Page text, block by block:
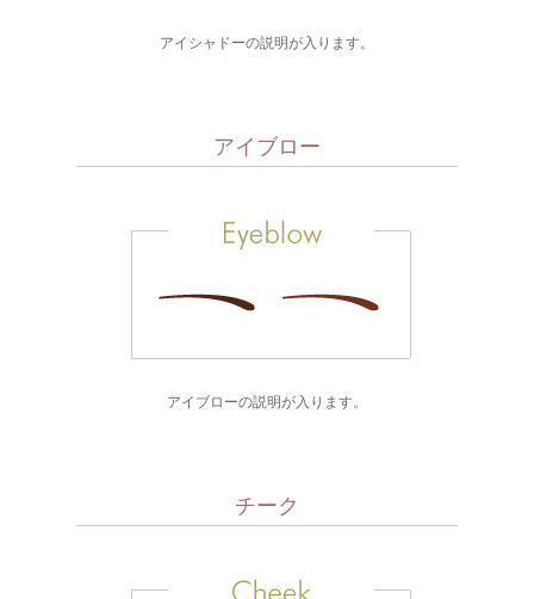
アイシャドーの説明が入ります。
アイブロー
アイブローの説明が入ります。
チーク